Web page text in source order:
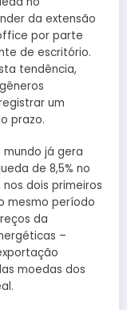
da extensão
por parte
de escritório.
tendência,
um
prazo.
já gera
de 8,5% no
nos dois primeiros
mesmo período
da
–
moedas dos